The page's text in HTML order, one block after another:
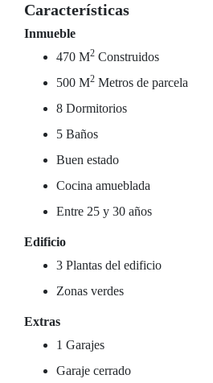
Características
Inmueble
470 M2 Construidos
500 M2 Metros de parcela
8 Dormitorios
5 Baños
Buen estado
Cocina amueblada
Entre 25 y 30 años
Edificio
3 Plantas del edificio
Zonas verdes
Extras
1 Garajes
Garaje cerrado